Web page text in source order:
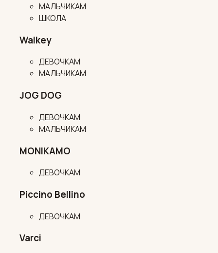
МАЛЬЧИКАМ
ШКОЛА
Walkey
ДЕВОЧКАМ
МАЛЬЧИКАМ
JOG DOG
ДЕВОЧКАМ
МАЛЬЧИКАМ
MONIKAMO
ДЕВОЧКАМ
Piccino Bellino
ДЕВОЧКАМ
Varci